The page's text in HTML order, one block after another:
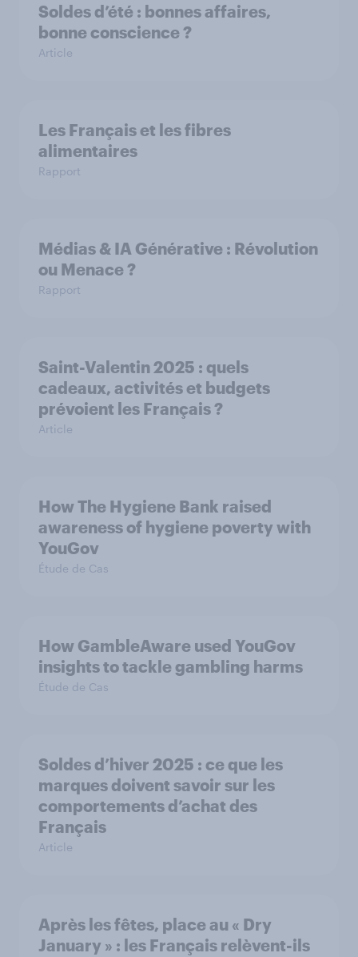
Soldes d’été : bonnes affaires,
bonne conscience ?
Article
Les Français et les fibres
alimentaires
Rapport
Médias & IA Générative : Révolution
ou Menace ?
Rapport
Saint-Valentin 2025 : quels
cadeaux, activités et budgets
prévoient les Français ?
Article
How The Hygiene Bank raised
awareness of hygiene poverty with
YouGov
Étude de Cas
How GambleAware used YouGov
insights to tackle gambling harms
Étude de Cas
Soldes d’hiver 2025 : ce que les
marques doivent savoir sur les
comportements d’achat des
Français
Article
Après les fêtes, place au « Dry
January » : les Français relèvent-ils